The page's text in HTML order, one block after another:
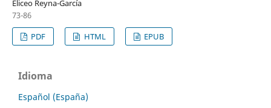
Eliceo Reyna-García
73-86
PDF
HTML EPUB
Idioma
Español (España)